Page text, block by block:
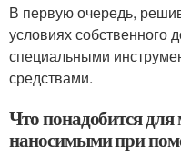
В первую очередь,
условиях собственного
специальными
средствами.
Что понадобится
наносимыми при